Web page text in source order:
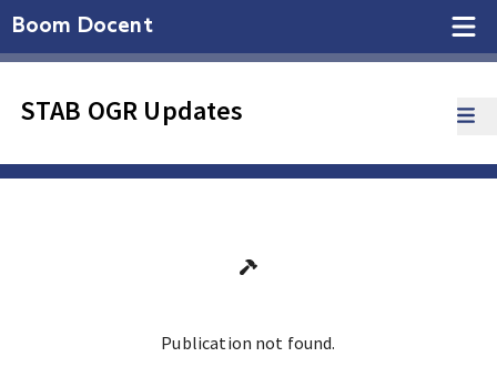
Boom Docent
STAB OGR Updates
Publication not found.